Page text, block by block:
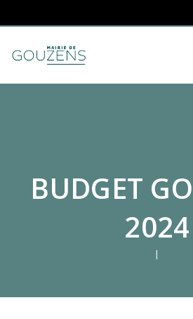
BUDGET
2024
|